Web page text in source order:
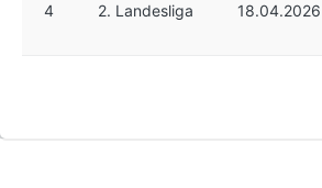
4 2. Landesliga 18.04.2026